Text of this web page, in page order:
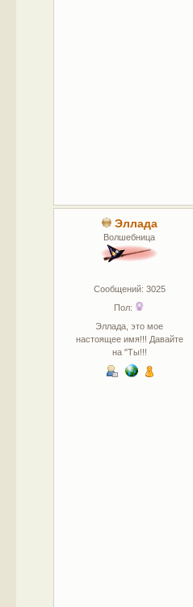
Эллада
Волшебница
Сообщений: 3025
Пол:
Эллада, это мое
настоящее имя!!! Давайте
на "Ты!!!